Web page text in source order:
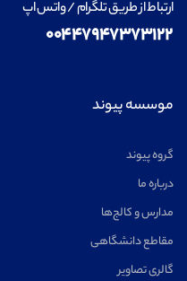
ارتباط از طریق تلگرام / واتس اپ
۰۰۴۴۷۹۴۷۳۷۳۱۲۲
موسسه پیوند
گروه پیوند
درباره ما
مدارس و کالج‌ها
مقاطع دانشگاهی
گالری تصاویر